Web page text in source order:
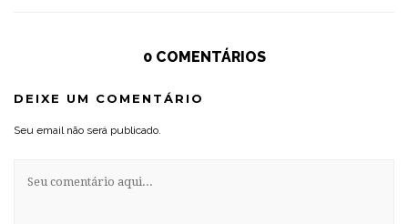
0 COMENTÁRIOS
DEIXE UM COMENTÁRIO
Seu email não será publicado.